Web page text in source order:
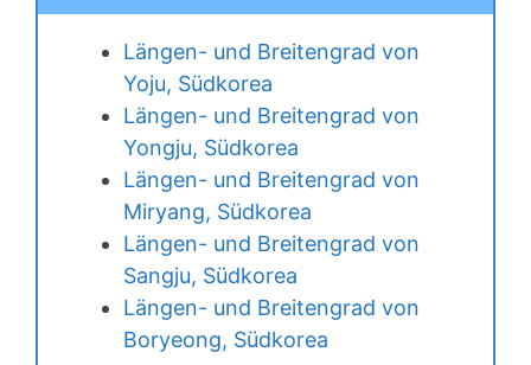
Längen- und Breitengrad von
Yoju, Südkorea
Längen- und Breitengrad von
Yongju, Südkorea
Längen- und Breitengrad von
Miryang, Südkorea
Längen- und Breitengrad von
Sangju, Südkorea
Längen- und Breitengrad von
Boryeong, Südkorea